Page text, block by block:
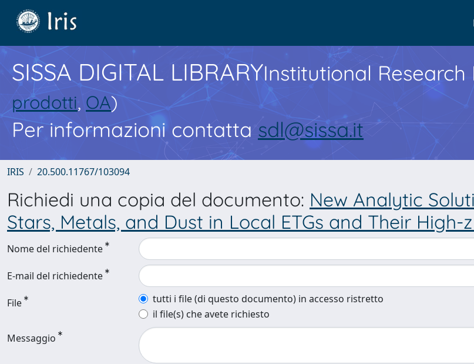
SISSA DIGITAL LIBRARYInstitutional
prodotti, OA)
Per informazioni contatta sdl@sissa.it
IRIS 20.500.11767/103094
Richiedi una copia del documento: New Analytic
Stars, Metals, and Dust in Local ETGs and Their
Nome del richiedente
E-mail del richiedente
File
tutti i file (di questo documento) in accesso ristretto
il file(s) che avete richiesto
Messaggio